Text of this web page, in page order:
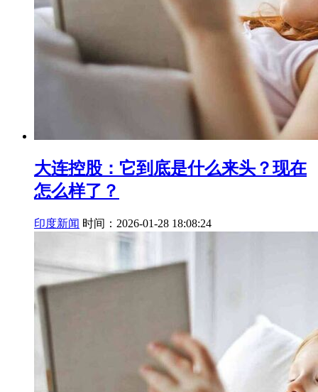
大连控股：它到底是什么来头？现在
怎么样了？
印度新闻 时间：2026-01-28 18:08:24